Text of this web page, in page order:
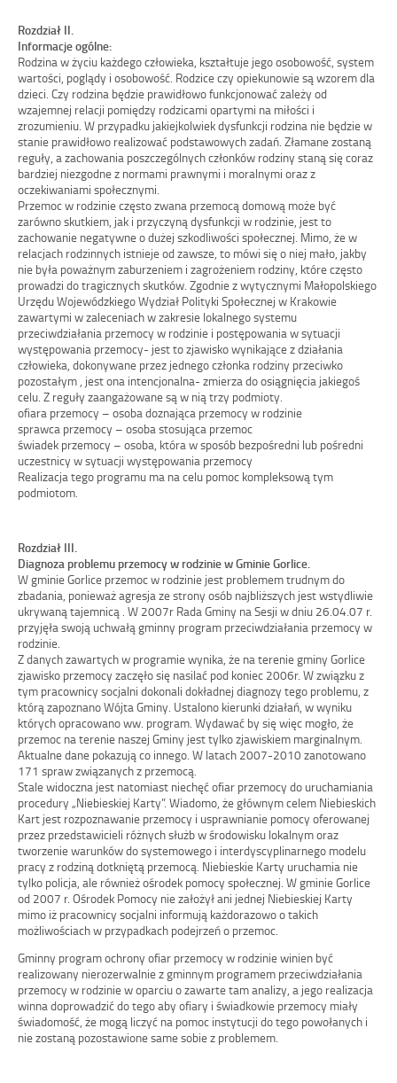
Rozdział II.
Informacje ogólne:
Rodzina w życiu każdego człowieka, kształtuje jego osobowość, system
wartości, poglądy i osobowość. Rodzice czy opiekunowie są wzorem dla
dzieci. Czy rodzina będzie prawidłowo funkcjonować zależy od
wzajemnej relacji pomiędzy rodzicami opartymi na miłości i
zrozumieniu. W przypadku jakiejkolwiek dysfunkcji rodzina nie będzie w
stanie prawidłowo realizować podstawowych zadań. Złamane zostaną
reguły, a zachowania poszczególnych członków rodziny staną się coraz
bardziej niezgodne z normami prawnymi i moralnymi oraz z
oczekiwaniami społecznymi.
Przemoc w rodzinie często zwana przemocą domową może być
zarówno skutkiem, jak i przyczyną dysfunkcji w rodzinie, jest to
zachowanie negatywne o dużej szkodliwości społecznej. Mimo, że w
relacjach rodzinnych istnieje od zawsze, to mówi się o niej mało, jakby
nie była poważnym zaburzeniem i zagrożeniem rodziny, które często
prowadzi do tragicznych skutków. Zgodnie z wytycznymi Małopolskiego
Urzędu Wojewódzkiego Wydział Polityki Społecznej w Krakowie
zawartymi w zaleceniach w zakresie lokalnego systemu
przeciwdziałania przemocy w rodzinie i postępowania w sytuacji
występowania przemocy- jest to zjawisko wynikające z działania
człowieka, dokonywane przez jednego członka rodziny przeciwko
pozostałym , jest ona intencjonalna- zmierza do osiągnięcia jakiegoś
celu. Z reguły zaangażowane są w nią trzy podmioty.
ofiara przemocy – osoba doznająca przemocy w rodzinie
sprawca przemocy – osoba stosująca przemoc
świadek przemocy – osoba, która w sposób bezpośredni lub pośredni
uczestnicy w sytuacji występowania przemocy
Realizacja tego programu ma na celu pomoc kompleksową tym
podmiotom.
Rozdział III.
Diagnoza problemu przemocy w rodzinie w Gminie Gorlice.
W gminie Gorlice przemoc w rodzinie jest problemem trudnym do
zbadania, ponieważ agresja ze strony osób najbliższych jest wstydliwie
ukrywaną tajemnicą . W 2007r Rada Gminy na Sesji w dniu 26.04.07 r.
przyjęła swoją uchwałą gminny program przeciwdziałania przemocy w
rodzinie.
Z danych zawartych w programie wynika, że na terenie gminy Gorlice
zjawisko przemocy zaczęło się nasilać pod koniec 2006r. W związku z
tym pracownicy socjalni dokonali dokładnej diagnozy tego problemu, z
którą zapoznano Wójta Gminy. Ustalono kierunki działań, w wyniku
których opracowano ww. program. Wydawać by się więc mogło, że
przemoc na terenie naszej Gminy jest tylko zjawiskiem marginalnym.
Aktualne dane pokazują co innego. W latach 2007-2010 zanotowano
171 spraw związanych z przemocą.
Stale widoczna jest natomiast niechęć ofiar przemocy do uruchamiania
procedury „Niebieskiej Karty”. Wiadomo, że głównym celem Niebieskich
Kart jest rozpoznawanie przemocy i usprawnianie pomocy oferowanej
przez przedstawicieli różnych służb w środowisku lokalnym oraz
tworzenie warunków do systemowego i interdyscyplinarnego modelu
pracy z rodziną dotkniętą przemocą. Niebieskie Karty uruchamia nie
tylko policja, ale również ośrodek pomocy społecznej. W gminie Gorlice
od 2007 r. Ośrodek Pomocy nie założył ani jednej Niebieskiej Karty
mimo iż pracownicy socjalni informują każdorazowo o takich
możliwościach w przypadkach podejrzeń o przemoc.
Gminny program ochrony ofiar przemocy w rodzinie winien być
realizowany nierozerwalnie z gminnym programem przeciwdziałania
przemocy w rodzinie w oparciu o zawarte tam analizy, a jego realizacja
winna doprowadzić do tego aby ofiary i świadkowie przemocy miały
świadomość, że mogą liczyć na pomoc instytucji do tego powołanych i
nie zostaną pozostawione same sobie z problemem.